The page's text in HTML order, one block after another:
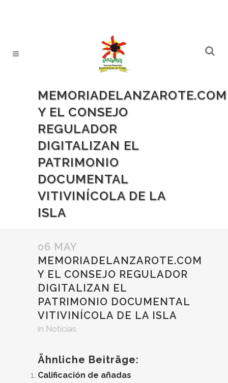
MEMORIADELANZAROTE.COM
Y EL CONSEJO
REGULADOR
DIGITALIZAN EL
PATRIMONIO
DOCUMENTAL
VITIVINÍCOLA DE LA
ISLA
06 MAY
MEMORIADELANZAROTE.COM
Y EL CONSEJO REGULADOR
DIGITALIZAN EL
PATRIMONIO DOCUMENTAL
VITIVINÍCOLA DE LA ISLA
in Noticias
Ähnliche Beiträge:
Calificación de añadas